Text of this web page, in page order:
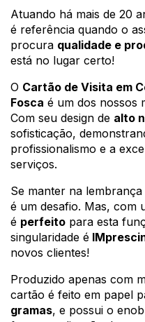
Atuando há mais de 20
é referência quando o
procura qualidade e
está no lugar certo!
O Cartão de Visita em
Fosca é um dos nossos
Com seu design de alto
sofisticação,
profissionalismo e a
serviços.
Se manter na
é um desafio. Mas, com
é perfeito para esta
singularidade é
novos clientes!
Produzido apenas com
cartão é feito em papel
gramas, e possui o